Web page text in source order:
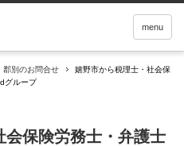
menu
郡別のお問合せ
嬉野市から税理士・社会保
グループ
保険労務士・弁護士